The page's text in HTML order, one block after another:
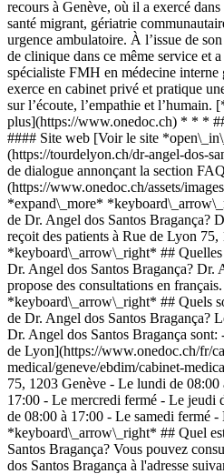
recours à Genève, où il a exercé
santé migrant, gériatrie
urgence ambulatoire. À l’issue de
de clinique dans ce même service et
spécialiste FMH en médecine
exerce en cabinet privé et pratique
sur l’écoute, l’empathie et
plus](https://www.onedoc.ch) * * *
#### Site web [Voir le site
(https://tourdelyon.ch/dr-angel-dos-
de dialogue annonçant la section
(https://www.onedoc.ch/assets/
*expand\_more*
de Dr. Angel dos Santos Bragança?
reçoit des patients à Rue de Lyon
*keyboard\_arrow\_right* ## Quelles
Dr. Angel dos Santos Bragança? Dr.
propose des consultations en
*keyboard\_arrow\_right* ## Quels
de Dr. Angel dos Santos Bragança?
Dr. Angel dos Santos Bragança
de Lyon](https://www.onedoc.ch/fr/
medical/geneve/ebdim/cabinet-
75, 1203 Genève - Le lundi de
17:00 - Le mercredi fermé - Le jeudi
de 08:00 à 17:00 - Le samedi fermé
*keyboard\_arrow\_right* ## Quel
Santos Bragança? Vous pouvez
dos Santos Bragança à l'adresse